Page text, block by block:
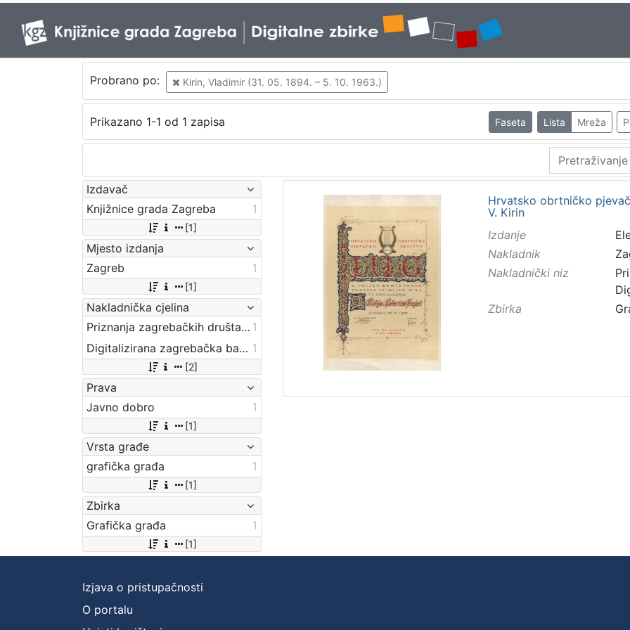
Probrano po: Kirin, Vladimir (31. 05. 1894. – 5. 10. 1963.)
Prikazano 1-1 od 1 zapisa Faseta Lista Mreža
Izdavač
Knjižnice grada Zagreba
1
[1]
Mjesto izdanja
Zagreb
1
[1]
Nakladnička cjelina
Priznanja zagrebačkih društava 1
Digitalizirana zagrebačka baština 1
[2]
Prava
Javno dobro
1
[1]
Vrsta građe
grafička građa
1
[1]
Zbirka
Grafička građa
1
[1]
Hrvatsko obrtničko
V. Kirin
Izdanje
Nakladnik
Nakladnički niz
Zbirka
Izjava o pristupačnosti
O portalu